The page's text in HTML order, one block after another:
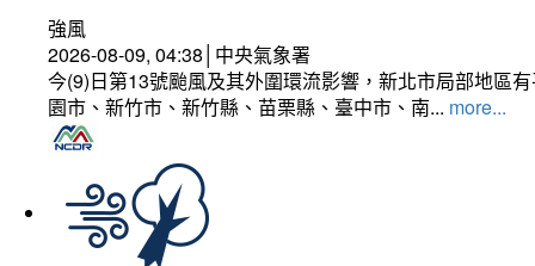
強風
2026-08-09, 04:38│中央氣象署
今(9)日第13號颱風及其外圍環流影響，新北市局部地區
園市、新竹市、新竹縣、苗栗縣、臺中市、南... more...